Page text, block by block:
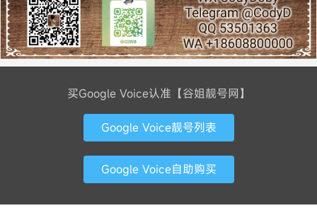
买Google Voice认准【谷姐靓号网】
Google Voice靓号列表
Google Voice自助购买